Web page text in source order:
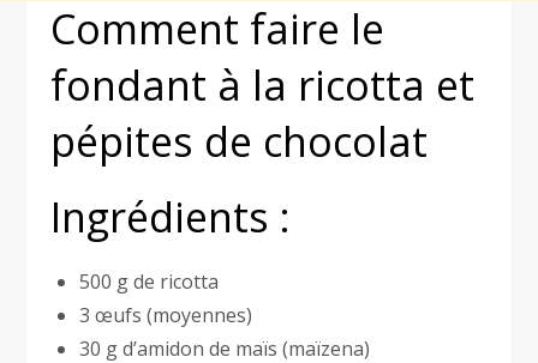
Comment faire le
fondant à la ricotta et
pépites de chocolat
Ingrédients :
500 g de ricotta
3 œufs (moyennes)
30 g d’amidon de maïs (maïzena)